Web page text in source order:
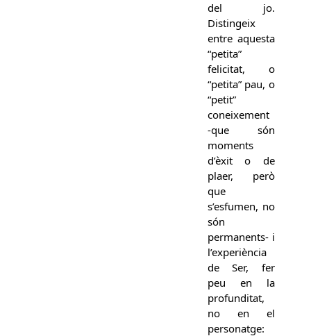
del jo.
Distingeix
entre aquesta
“petita”
felicitat, o
“petita” pau, o
“petit”
coneixement
-que són
moments
d’èxit o de
plaer, però
que
s’esfumen, no
són
permanents- i
l’experiència
de Ser, fer
peu en la
profunditat,
no en el
personatge: